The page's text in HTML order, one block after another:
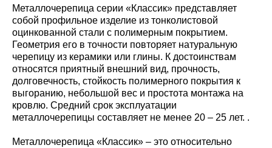
Металлочерепица серии «Классик» представляет
собой профильное изделие из тонколистовой
оцинкованной стали с полимерным покрытием.
Геометрия его в точности повторяет натуральную
черепицу из керамики или глины. К достоинствам
относятся приятный внешний вид, прочность,
долговечность, стойкость полимерного покрытия к
выгоранию, небольшой вес и простота монтажа на
кровлю. Средний срок эксплуатации
металлочерепицы составляет не менее 20 – 25 лет. .
Металлочерепица «Классик» – это относительно